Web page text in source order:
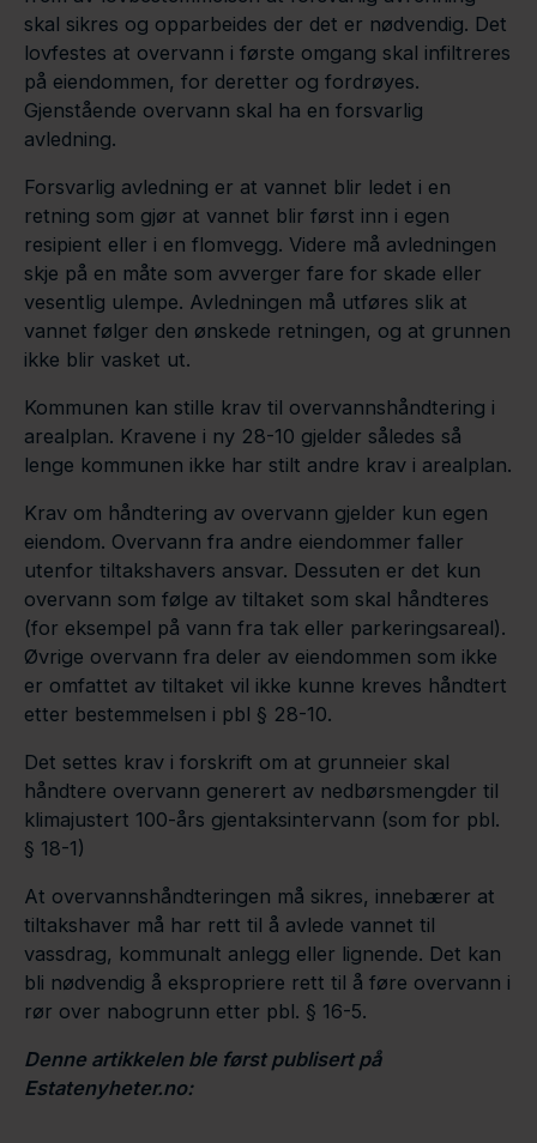
skal sikres og opparbeides der det er nødvendig. Det
lovfestes at overvann i første omgang skal infiltreres
på eiendommen, for deretter og fordrøyes.
Gjenstående overvann skal ha en forsvarlig
avledning.
Forsvarlig avledning er at vannet blir ledet i en
retning som gjør at vannet blir først inn i egen
resipient eller i en flomvegg. Videre må avledningen
skje på en måte som avverger fare for skade eller
vesentlig ulempe. Avledningen må utføres slik at
vannet følger den ønskede retningen, og at grunnen
ikke blir vasket ut.
Kommunen kan stille krav til overvannshåndtering i
arealplan. Kravene i ny 28-10 gjelder således så
lenge kommunen ikke har stilt andre krav i arealplan.
Krav om håndtering av overvann gjelder kun egen
eiendom. Overvann fra andre eiendommer faller
utenfor tiltakshavers ansvar. Dessuten er det kun
overvann som følge av tiltaket som skal håndteres
(for eksempel på vann fra tak eller parkeringsareal).
Øvrige overvann fra deler av eiendommen som ikke
er omfattet av tiltaket vil ikke kunne kreves håndtert
etter bestemmelsen i pbl § 28-10.
Det settes krav i forskrift om at grunneier skal
håndtere overvann generert av nedbørsmengder til
klimajustert 100-års gjentaksintervann (som for pbl.
§ 18-1)
At overvannshåndteringen må sikres, innebærer at
tiltakshaver må har rett til å avlede vannet til
vassdrag, kommunalt anlegg eller lignende. Det kan
bli nødvendig å ekspropriere rett til å føre overvann i
rør over nabogrunn etter pbl. § 16-5.
Denne artikkelen ble først publisert på
Estatenyheter.no: